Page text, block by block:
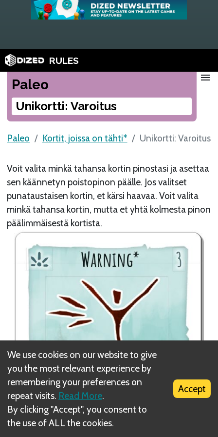
RULES
Paleo
Unikortti: Varoitus
menu
Paleo Kortit, joissa on tähti* Unikortti: Varoitus
Voit valita minkä tahansa kortin pinostasi ja asettaa
sen käännetyn poistopinon päälle. Jos valitset
punataustaisen kortin, et kärsi haavaa. Voit valita
minkä tahansa kortin, mutta et yhtä kolmesta pinon
päälimmäisestä kortista.
We use cookies on our website to give
you the most relevant experience by
remembering your preferences on
repeat visits. Read More.
By clicking "Accept", you consent to
the use of ALL the cookies.
Accept